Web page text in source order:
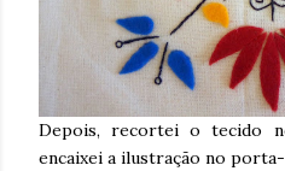
Depois, recortei o tecido
encaixei a ilustração no